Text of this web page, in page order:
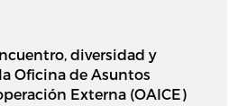
diversidad y
Oficina de Asuntos
Externa (OAICE)